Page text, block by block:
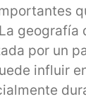
geografía
por un
influir